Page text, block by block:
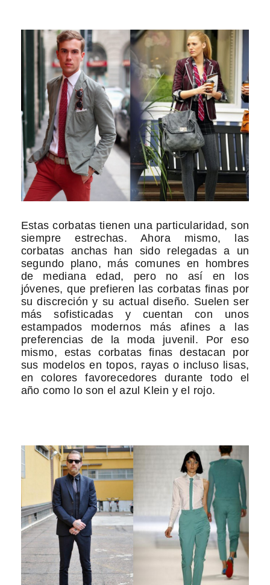
Estas corbatas tienen una particularidad, son
siempre estrechas. Ahora mismo, las
corbatas anchas han sido relegadas a un
segundo plano, más comunes en hombres
de mediana edad, pero no así en los
jóvenes, que prefieren las corbatas finas por
su discreción y su actual diseño. Suelen ser
más sofisticadas y cuentan con unos
estampados modernos más afines a las
preferencias de la moda juvenil. Por eso
mismo, estas corbatas finas destacan por
sus modelos en topos, rayas o incluso lisas,
en colores favorecedores durante todo el
año como lo son el azul Klein y el rojo.